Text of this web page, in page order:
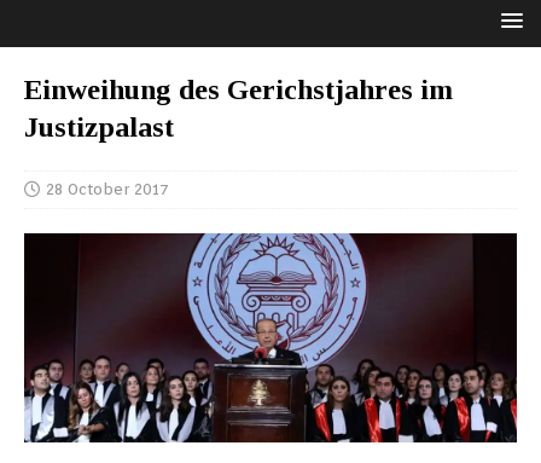
Einweihung des Gerichstjahres im
Justizpalast
28 October 2017